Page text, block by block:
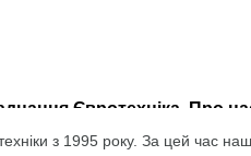
Євротехніка. Про
з 1995 року. За цей час